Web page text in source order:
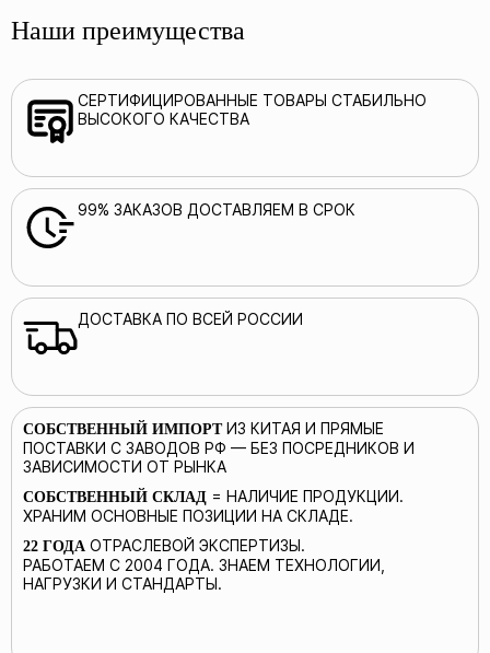
Наши преимущества
СЕРТИФИЦИРОВАННЫЕ ТОВАРЫ СТАБИЛЬНО
ВЫСОКОГО КАЧЕСТВА
99% ЗАКАЗОВ ДОСТАВЛЯЕМ В СРОК
ДОСТАВКА ПО ВСЕЙ РОССИИ
СОБСТВЕННЫЙ ИМПОРТИЗ КИТАЯ И ПРЯМЫЕ
ПОСТАВКИ С ЗАВОДОВ РФ — БЕЗ ПОСРЕДНИКОВ И
ЗАВИСИМОСТИ ОТ РЫНКА
СОБСТВЕННЫЙ СКЛАД = НАЛИЧИЕ ПРОДУКЦИИ.
ХРАНИМ ОСНОВНЫЕ ПОЗИЦИИ НА СКЛАДЕ.
22 ГОДА ОТРАСЛЕВОЙ ЭКСПЕРТИЗЫ.
РАБОТАЕМ С 2004 ГОДА. ЗНАЕМ ТЕХНОЛОГИИ,
НАГРУЗКИ И СТАНДАРТЫ.